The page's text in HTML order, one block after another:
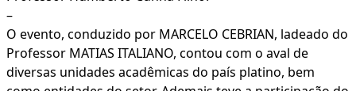
–
O evento, conduzido por MARCELO CEBRIAN, ladeado do
Professor MATIAS ITALIANO, contou com o aval de
diversas unidades acadêmicas do país platino, bem